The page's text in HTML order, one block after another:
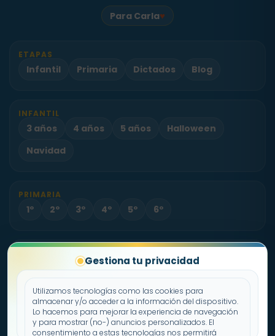
Gestiona tu privacidad
Utilizamos tecnologías como las cookies para
almacenar y/o acceder a la información del dispositivo.
Lo hacemos para mejorar la experiencia de navegación
y para mostrar (no-) anuncios personalizados. El
consentimiento a estas tecnologías nos permitirá
Para Carla♥
ETAPAS
Infantil Primaria Dictados Blog
INFANTIL
3 años 4 años 5 años
Halloween
Navidad
PRIMARIA
1º 2º 3º 4º 5º 6º
Sobre Fichas.es Contacto
Política de cookies